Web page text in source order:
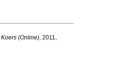
Koers (Online), 2011,